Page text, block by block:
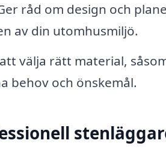
råd om design och
av din utomhusmiljö.
välja rätt material,
behov och önskemål.